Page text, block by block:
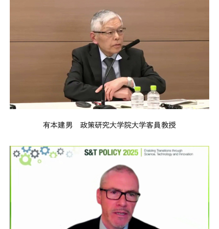
有本建男 政策研究大学院大学客員教授